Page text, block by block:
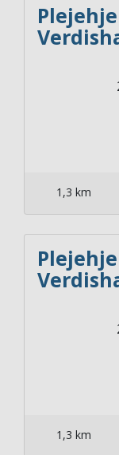
1,3 km
1,3 km